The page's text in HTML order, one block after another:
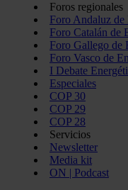
Foros regionales
Foro Andaluz de
Foro Catalán de
Foro Gallego de
Foro Vasco de
I Debate
Especiales
COP 30
COP 29
COP 28
Servicios
Newsletter
Media kit
ON | Podcast